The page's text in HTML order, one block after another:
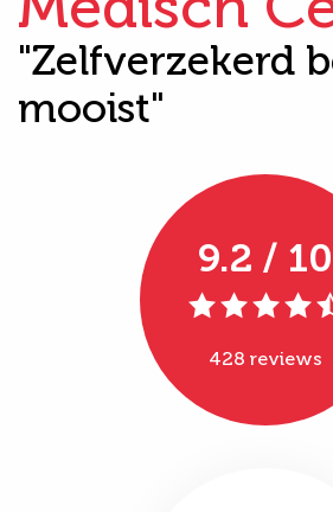
"Zelfverzekerd
mooist"
9.2 / 10
428 reviews